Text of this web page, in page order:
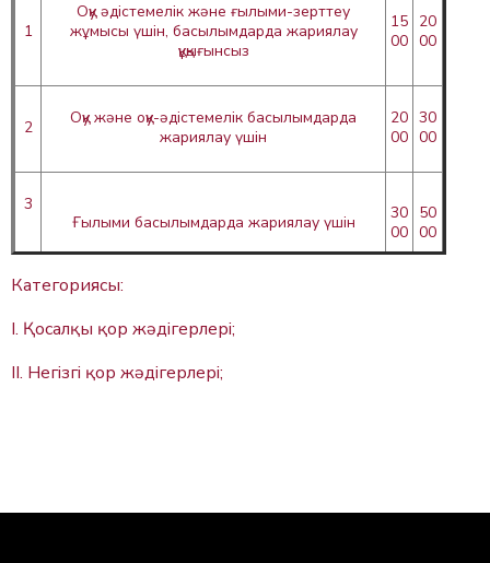
1
Оқу әдістемелік және ғылыми-зерттеу
жұмысы үшін, басылымдарда жариялау
құқығынсыз
15
00
20
00
2
Оқу және оқу-әдістемелік басылымдарда
жариялау үшін
20
00
30
00
3
Ғылыми басылымдарда жариялау үшін
30
00
50
00
Жәдігердің фотосуретін көрмеге қолдану үшін
Ғылыми-танымдық және көркем
18
Категориясы:
І. Қосалқы қор жәдігерлері;
ІІ. Негізгі қор жәдігерлері;